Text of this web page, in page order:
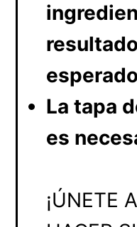
La tapa
es
¡ÚNETE